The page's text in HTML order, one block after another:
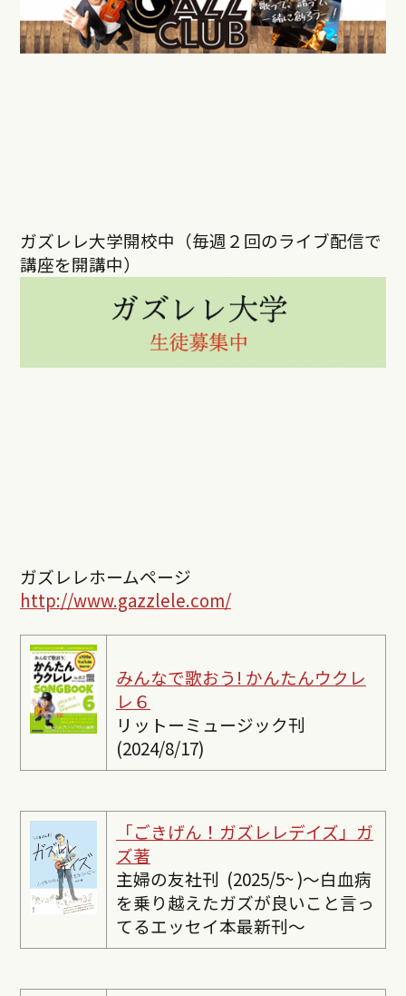
ガズレレ大学開校中（毎週２回のライブ配信で
講座を開講中）
ガズレレホームページ
http://www.gazzlele.com/
みんなで歌おう! かんたんウクレ
レ６
リットーミュージック刊
(2024/8/17)
「ごきげん！ガズレレデイズ」ガ
ズ著
主婦の友社刊 (2025/5~ )〜白血病
を乗り越えたガズが良いこと言っ
てるエッセイ本最新刊〜